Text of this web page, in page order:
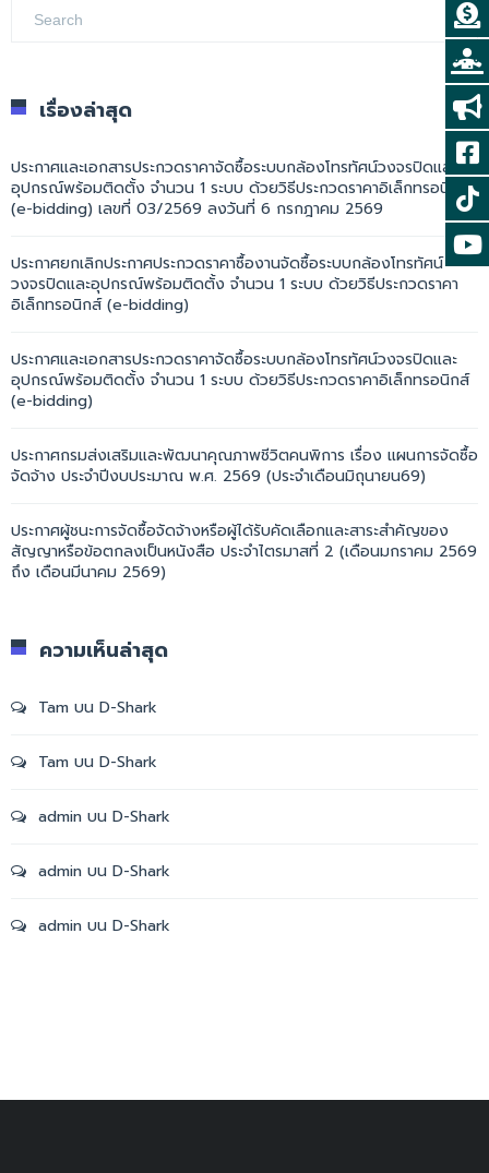
เรื่องล่าสุด
ประกาศและเอกสารประกวดราคาจัดซื้อระบบกล้องโทรทัศน์วงจรปิดและ
อุปกรณ์พร้อมติดตั้ง จำนวน 1 ระบบ ด้วยวิธีประกวดราคาอิเล็กทรอนิกส์
(e-bidding) เลขที่ 03/2569 ลงวันที่ 6 กรกฎาคม 2569
ประกาศยกเลิกประกาศประกวดราคาซื้องานจัดซื้อระบบกล้องโทรทัศน์
วงจรปิดและอุปกรณ์พร้อมติดตั้ง จำนวน 1 ระบบ ด้วยวิธีประกวดราคา
อิเล็กทรอนิกส์ (e-bidding)
ประกาศและเอกสารประกวดราคาจัดซื้อระบบกล้องโทรทัศน์วงจรปิดและ
อุปกรณ์พร้อมติดตั้ง จำนวน 1 ระบบ ด้วยวิธีประกวดราคาอิเล็กทรอนิกส์
(e-bidding)
ประกาศกรมส่งเสริมและพัฒนาคุณภาพชีวิตคนพิการ เรื่อง แผนการจัดซื้อ
จัดจ้าง ประจำปีงบประมาณ พ.ศ. 2569 (ประจำเดือนมิถุนายน69)
ประกาศผู้ชนะการจัดซื้อจัดจ้างหรือผู้ได้รับคัดเลือกและสาระสำคัญของ
สัญญาหรือข้อตกลงเป็นหนังสือ ประจำไตรมาสที่ 2 (เดือนมกราคม 2569
ถึง เดือนมีนาคม 2569)
ความเห็นล่าสุด
Tam บน D-Shark
Tam บน D-Shark
admin บน D-Shark
admin บน D-Shark
admin บน D-Shark